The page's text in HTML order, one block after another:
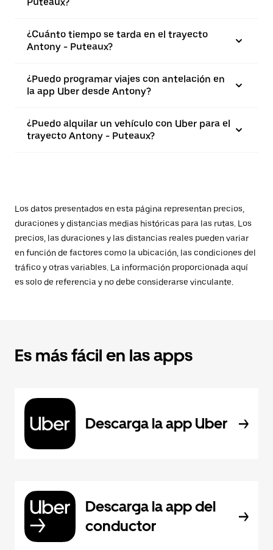
¿Cuánto tiempo se tarda en el trayecto
Antony - Puteaux?
¿Puedo programar viajes con antelación en
la app Uber desde Antony?
¿Puedo alquilar un vehículo con Uber para el
trayecto Antony - Puteaux?
Los datos presentados en esta página representan precios,
duraciones y distancias medias históricas para las rutas. Los
precios, las duraciones y las distancias reales pueden variar
en función de factores como la ubicación, las condiciones del
tráfico y otras variables. La información proporcionada aquí
es solo de referencia y no debe considerarse vinculante.
Es más fácil en las apps
Descarga la app Uber
Descarga la app del
conductor